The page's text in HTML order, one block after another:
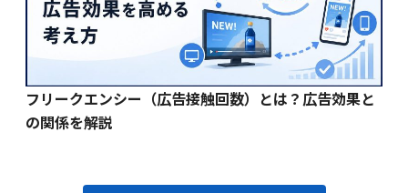
フリークエンシー（広告接触回数）とは？広告効果と
の関係を解説